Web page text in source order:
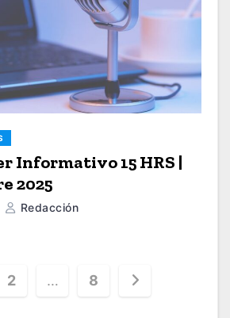
Informativo 15 HRS |
2025
Redacción
2 … 8